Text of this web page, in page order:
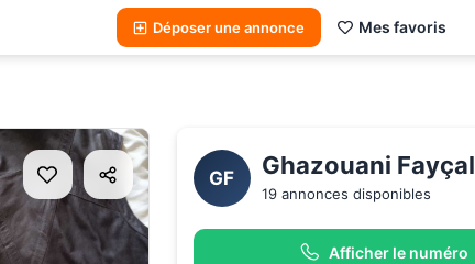
Déposer une annonce Mes favoris
GF Ghazouani Fayçal
19 annonces disponibles
Afficher le numéro